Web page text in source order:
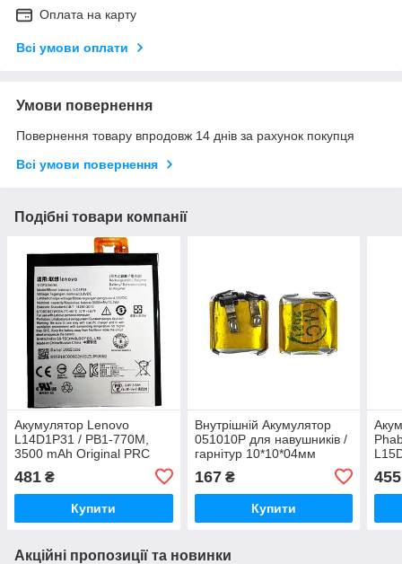
Оплата на карту
Всі умови оплати
Умови повернення
Повернення товару впродовж 14 днів за рахунок покупця
Всі умови повернення
Подібні товари компанії
Акумулятор Lenovo
L14D1P31 / PB1-770M,
3500 mAh Original PRC
481 ₴
Купити
Внутрішній Акумулятор
051010P для навушників /
гарнітур 10*10*04мм
3.7v/35mAh 1шт Original
PRC
167₴
Купити
455
Акційні пропозиції та новинки